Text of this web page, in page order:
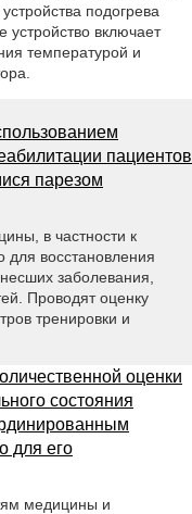
подогрева
устройство включает
температурой и
пациентов
парезом
в частности к
для восстановления
заболевания,
Проводят оценку
тренировки и
оценки
состояния
для его
медицины и